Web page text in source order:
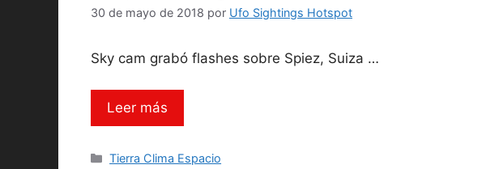
30 de mayo de 2018 por Ufo Sightings Hotspot
Sky cam grabó flashes sobre Spiez, Suiza …
Leer más
Categorías
Tierra Clima Espacio